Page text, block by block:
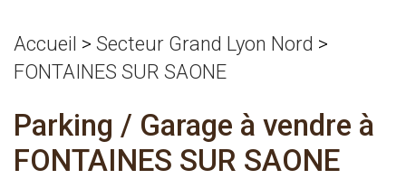
Accueil > Secteur Grand Lyon Nord >
FONTAINES SUR SAONE
Parking / Garage à vendre à
FONTAINES SUR SAONE